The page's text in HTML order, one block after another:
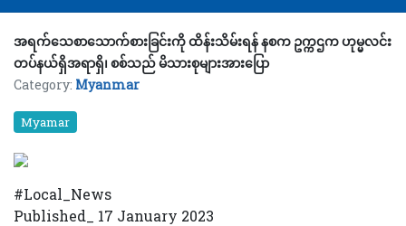
အရက်သေစာသောက်စားခြင်းကို ထိန်းသိမ်းရန် နစက ဥက္ကဌက ဟုမ္မလင်း
တပ်နယ်ရှိအရာရှိ၊ စစ်သည် မိသားစုများအားပြော
Category: Myanmar
Myamar
#Local_News
Published_ 17 January 2023